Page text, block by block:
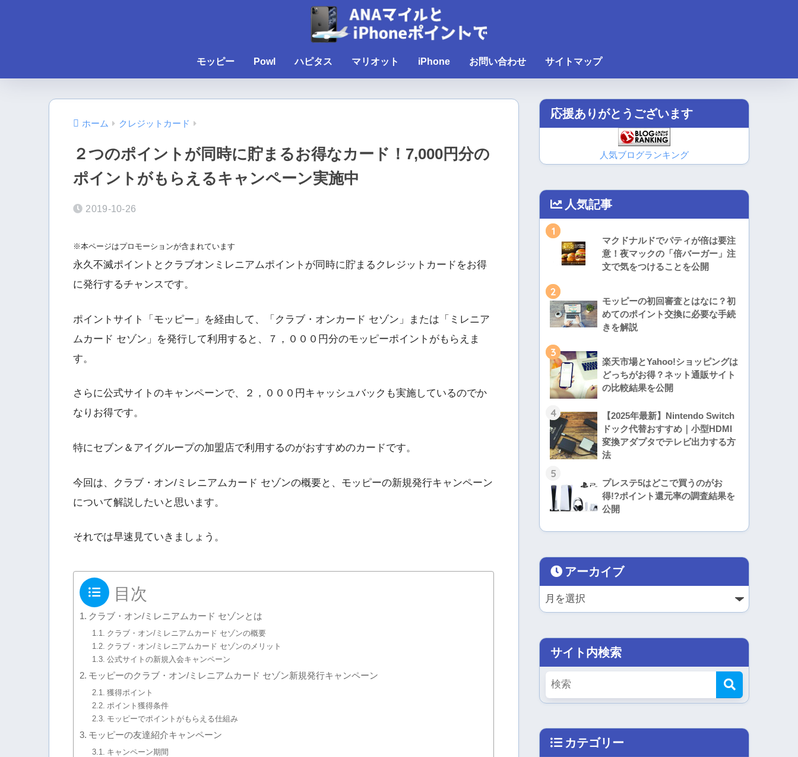
モッピー Powl ハピタス マリオット iPhone お問い合わせ サイトマップ
ホーム クレジットカード
２つのポイントが同時に貯まるお得なカード！7,000円分の
ポイントがもらえるキャンペーン実施中
2019-10-26
※本ページはプロモーションが含まれています
永久不滅ポイントとクラブオンミレニアムポイントが同時に貯まるクレジットカードをお得
に発行するチャンスです。
ポイントサイト「モッピー」を経由して、「クラブ・オンカード セゾン」または「ミレニア
ムカード セゾン」を発行して利用すると、７，０００円分のモッピーポイントがもらえま
す。
さらに公式サイトのキャンペーンで、２，０００円キャッシュバックも実施しているのでか
なりお得です。
特にセブン＆アイグループの加盟店で利用するのがおすすめのカードです。
今回は、クラブ・オン/ミレニアムカード セゾンの概要と、モッピーの新規発行キャンペーン
について解説したいと思います。
それでは早速見ていきましょう。
目次
クラブ・オン/ミレニアムカード セゾンとは
クラブ・オン/ミレニアムカード セゾンの概要
クラブ・オン/ミレニアムカード セゾンのメリット
公式サイトの新規入会キャンペーン
モッピーのクラブ・オン/ミレニアムカード セゾン新規発行キャンペーン
獲得ポイント
ポイント獲得条件
モッピーでポイントがもらえる仕組み
モッピーの友達紹介キャンペーン
キャンペーン期間
応援ありがとうございます
人気ブログランキング
人気記事
1
マクドナルドでパティが倍は要注
意！夜マックの「倍バーガー」注
文で気をつけることを公開
2
モッピーの初回審査とはなに？初
めてのポイント交換に必要な手続
きを解説
3
楽天市場とYahoo!ショッピングは
どっちがお得？ネット通販サイト
の比較結果を公開
4
【2025年最新】Nintendo Switch
ドック代替おすすめ｜小型HDMI
変換アダプタでテレビ出力する方
法
5
プレステ5はどこで買うのがお
得!?ポイント還元率の調査結果を
公開
アーカイブ
サイト内検索
カテゴリー